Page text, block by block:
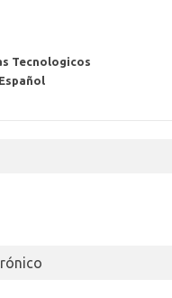
Tecnologicos